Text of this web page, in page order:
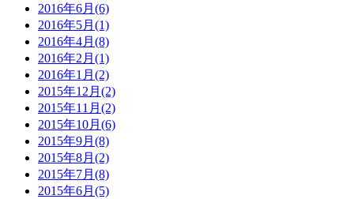
2016年6月(6)
2016年5月(1)
2016年4月(8)
2016年2月(1)
2016年1月(2)
2015年12月(2)
2015年11月(2)
2015年10月(6)
2015年9月(8)
2015年8月(2)
2015年7月(8)
2015年6月(5)